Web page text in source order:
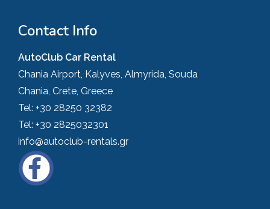
Contact Info
AutoClub Car Rental
Chania Airport, Kalyves, Almyrida, Souda
Chania, Crete, Greece
Tel: +30 28250 32382
Tel: +30 2825032301
info@autoclub-rentals.gr